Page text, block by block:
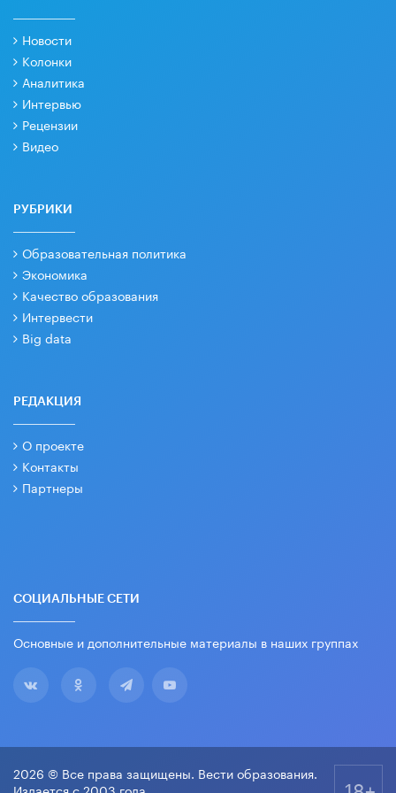
Новости
Колонки
Аналитика
Интервью
Рецензии
Видео
РУБРИКИ
Образовательная политика
Экономика
Качество образования
Интервести
Big data
РЕДАКЦИЯ
О проекте
Контакты
Партнеры
СОЦИАЛЬНЫЕ СЕТИ
Основные и дополнительные материалы в наших группах
2026 © Все права защищены. Вести образования.